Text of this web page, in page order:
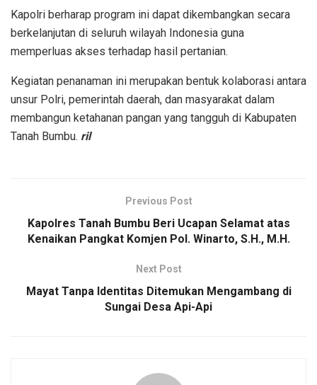
Kapolri berharap program ini dapat dikembangkan secara
berkelanjutan di seluruh wilayah Indonesia guna
memperluas akses terhadap hasil pertanian.
Kegiatan penanaman ini merupakan bentuk kolaborasi antara
unsur Polri, pemerintah daerah, dan masyarakat dalam
membangun ketahanan pangan yang tangguh di Kabupaten
Tanah Bumbu. ril
Previous Post
Kapolres Tanah Bumbu Beri Ucapan Selamat atas
Kenaikan Pangkat Komjen Pol. Winarto, S.H., M.H.
Next Post
Mayat Tanpa Identitas Ditemukan Mengambang di
Sungai Desa Api-Api